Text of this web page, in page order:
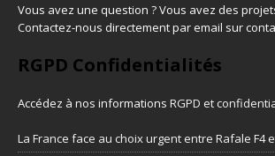
Vous avez une question ? Vous avez des
Contactez-nous directement par email sur
RGPD Confidentialités
Accédez à nos informations RGPD et
La France face au choix urgent entre Rafale F4